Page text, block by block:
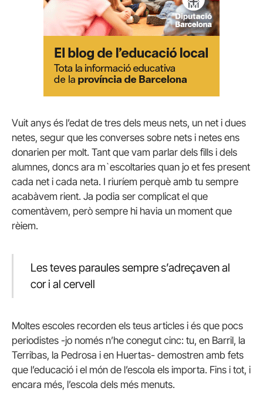
Vuit anys és l’edat de tres dels meus nets, un net i dues
netes, segur que les converses sobre nets i netes ens
donarien per molt. Tant que vam parlar dels fills i dels
alumnes, doncs ara m`escoltaries quan jo et fes present
cada net i cada neta. I riuríem perquè amb tu sempre
acabàvem rient. Ja podia ser complicat el que
comentàvem, però sempre hi havia un moment que
rèiem.
Les teves paraules sempre s’adreçaven al
cor i al cervell
Moltes escoles recorden els teus articles i és que pocs
periodistes -jo només n’he conegut cinc: tu, en Barril, la
Terribas, la Pedrosa i en Huertas- demostren amb fets
que l’educació i el món de l’escola els importa. Fins i tot, i
encara més, l’escola dels més menuts.